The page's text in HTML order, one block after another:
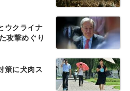
ウクライナ
攻撃めぐり
策に犬肉ス